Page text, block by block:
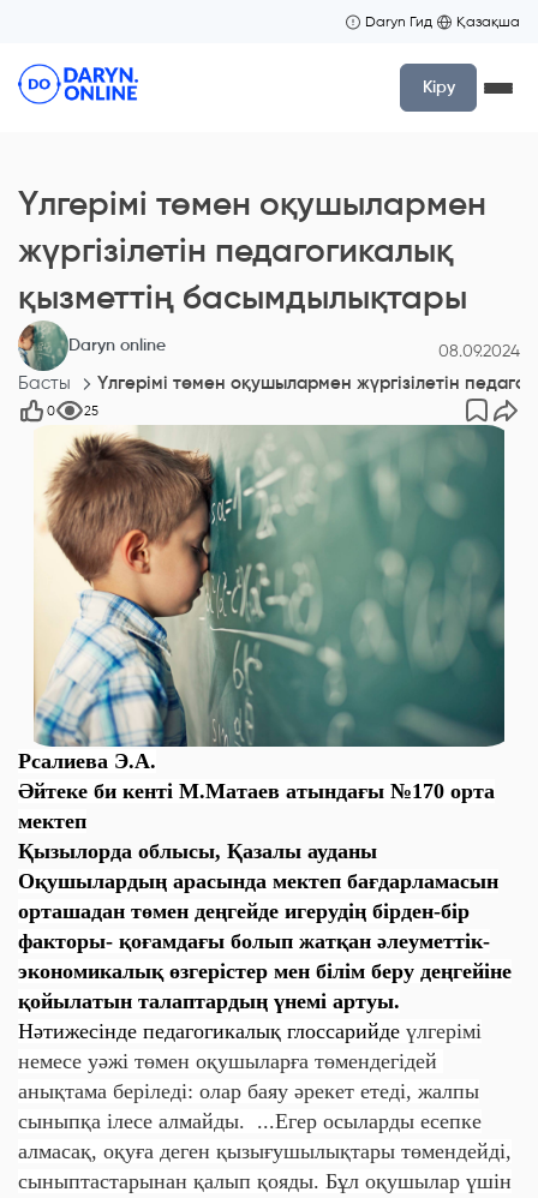
Daryn Гид Қазақша
Кіру
Үлгерімі төмен оқушылармен
жүргізілетін педагогикалық
қызметтің басымдылықтары
Daryn online 08.09.2024
Басты Үлгерімі төмен оқушылармен жүргізілетін
0 25
Рсалиева Э.А.
Әйтеке би кенті М.Матаев атындағы №170 орта
мектеп
Қызылорда облысы, Қазалы ауданы
Оқушылардың арасында мектеп бағдарламасын
орташадан төмен деңгейде игерудің бірден-бір
факторы- қоғамдағы болып жатқан әлеуметтік-
экономикалық өзгерістер мен білім беру деңгейіне
қойылатын талаптардың үнемі артуы.
Нәтижесінде педагогикалық глоссарийде үлгерімі
немесе уәжі төмен оқушыларға төмендегідей
анықтама беріледі: олар баяу әрекет етеді, жалпы
сыныпқа ілесе алмайды. ...Егер осыларды есепке
алмасақ, оқуға деген қызығушылықтары төмендейді,
сыныптастарынан қалып қояды. Бұл оқушылар үшін